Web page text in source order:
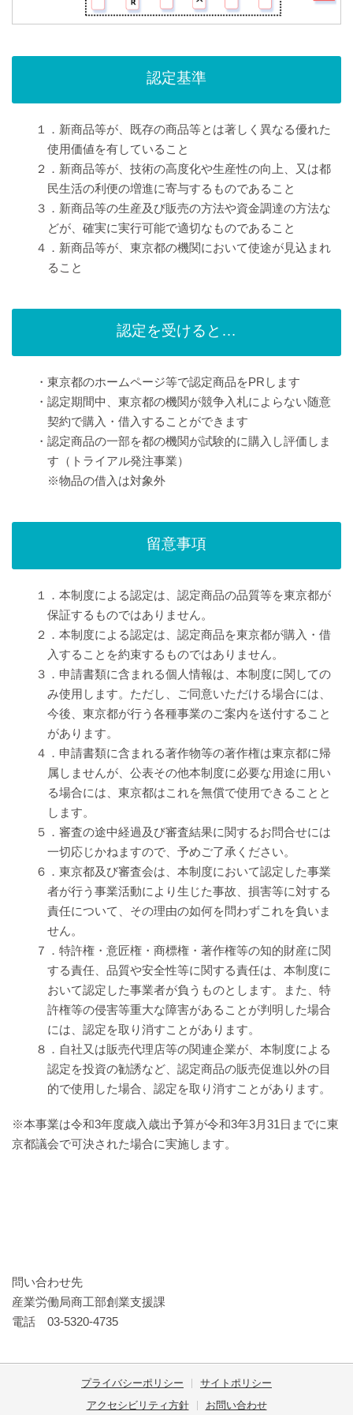
認定基準
１．新商品等が、既存の商品等とは著しく異なる優れた
使用価値を有していること
２．新商品等が、技術の高度化や生産性の向上、又は都
民生活の利便の増進に寄与するものであること
３．新商品等の生産及び販売の方法や資金調達の方法な
どが、確実に実行可能で適切なものであること
４．新商品等が、東京都の機関において使途が見込まれ
ること
認定を受けると…
・東京都のホームページ等で認定商品をPRします
・認定期間中、東京都の機関が競争入札によらない随意
契約で購入・借入することができます
・認定商品の一部を都の機関が試験的に購入し評価しま
す（トライアル発注事業）
※物品の借入は対象外
留意事項
１．本制度による認定は、認定商品の品質等を東京都が
保証するものではありません。
２．本制度による認定は、認定商品を東京都が購入・借
入することを約束するものではありません。
３．申請書類に含まれる個人情報は、本制度に関しての
み使用します。ただし、ご同意いただける場合には、
今後、東京都が行う各種事業のご案内を送付すること
があります。
４．申請書類に含まれる著作物等の著作権は東京都に帰
属しませんが、公表その他本制度に必要な用途に用い
る場合には、東京都はこれを無償で使用できることと
します。
５．審査の途中経過及び審査結果に関するお問合せには
一切応じかねますので、予めご了承ください。
６．東京都及び審査会は、本制度において認定した事業
者が行う事業活動により生じた事故、損害等に対する
責任について、その理由の如何を問わずこれを負いま
せん。
７．特許権・意匠権・商標権・著作権等の知的財産に関
する責任、品質や安全性等に関する責任は、本制度に
おいて認定した事業者が負うものとします。また、特
許権等の侵害等重大な障害があることが判明した場合
には、認定を取り消すことがあります。
８．自社又は販売代理店等の関連企業が、本制度による
認定を投資の勧誘など、認定商品の販売促進以外の目
的で使用した場合、認定を取り消すことがあります。
※本事業は令和3年度歳入歳出予算が令和3年3月31日までに東
京都議会で可決された場合に実施します。
問い合わせ先
産業労働局商工部創業支援課
電話 03-5320-4735
プライバシーポリシー
サイトポリシー
アクセシビリティ方針
お問い合わせ